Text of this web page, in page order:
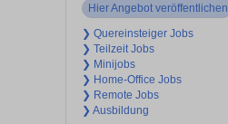
Hier Angebot veröffentlichen
❯ Quereinsteiger Jobs
❯ Teilzeit Jobs
❯ Minijobs
❯ Home-Office Jobs
❯ Remote Jobs
❯ Ausbildung